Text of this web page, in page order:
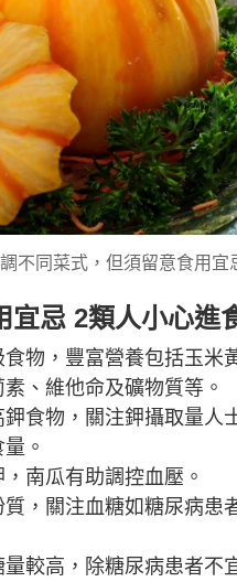
不同菜式，但須留意食用宜
宜忌 2類人小心進
食物，豐富營養包括玉米
、維他命及礦物質等。
鉀食物，關注鉀攝取量人
。
南瓜有助調控血壓。
質，關注血糖如糖尿病患
較高，除糖尿病患者不